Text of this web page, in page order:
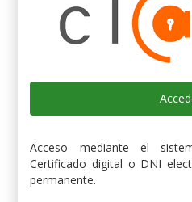
Acceso mediante el
Certificado digital o DNI
permanente.